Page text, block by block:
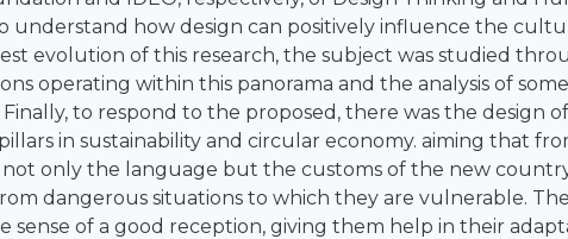
understand how design can positively influence the
evolution of this research, the subject was studied
operating within this panorama and the analysis of
to respond to the proposed, there was the design
in sustainability and circular economy. aiming that
only the language but the customs of the new
dangerous situations to which they are vulnerable.
sense of a good reception, giving them help in their